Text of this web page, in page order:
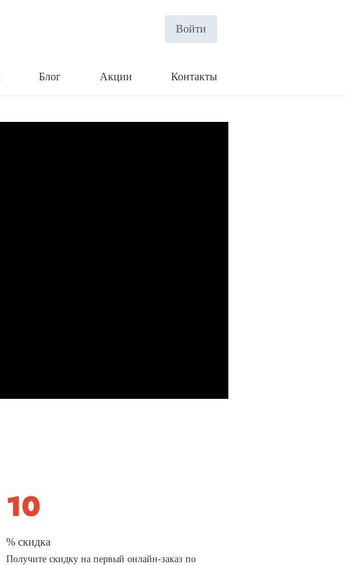
Войти
Блог Акции Контакты
% скидка
Получите скидку на первый онлайн-заказ по